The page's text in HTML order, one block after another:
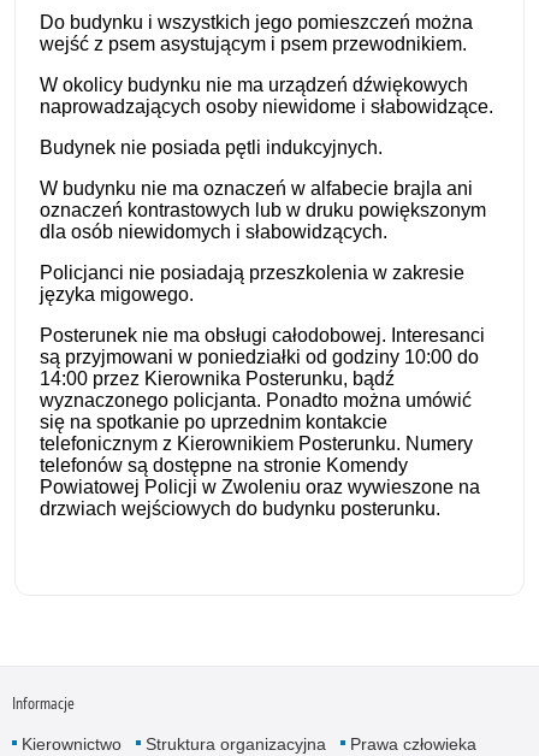
Do budynku i wszystkich jego pomieszczeń można
wejść z psem asystującym i psem przewodnikiem.
W okolicy budynku nie ma urządzeń dźwiękowych
naprowadzających osoby niewidome i słabowidzące.
Budynek nie posiada pętli indukcyjnych.
W budynku nie ma oznaczeń w alfabecie brajla ani
oznaczeń kontrastowych lub w druku powiększonym
dla osób niewidomych i słabowidzących.
Policjanci nie posiadają przeszkolenia w zakresie
języka migowego.
Posterunek nie ma obsługi całodobowej. Interesanci
są przyjmowani w poniedziałki od godziny 10:00 do
14:00 przez Kierownika Posterunku, bądź
wyznaczonego policjanta. Ponadto można umówić
się na spotkanie po uprzednim kontakcie
telefonicznym z Kierownikiem Posterunku. Numery
telefonów są dostępne na stronie Komendy
Powiatowej Policji w Zwoleniu oraz wywieszone na
drzwiach wejściowych do budynku posterunku.
Informacje
Kierownictwo Struktura organizacyjna Prawa człowieka